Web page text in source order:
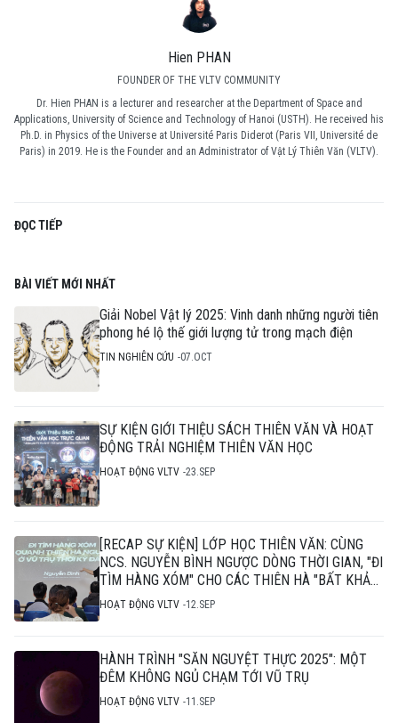
Hien PHAN
FOUNDER OF THE VLTV COMMUNITY
Dr. Hien PHAN is a lecturer and researcher at the Department of Space and
Applications, University of Science and Technology of Hanoi (USTH). He received his
Ph.D. in Physics of the Universe at Université Paris Diderot (Paris VII, Université de
Paris) in 2019. He is the Founder and an Administrator of Vật Lý Thiên Văn (VLTV).
ĐỌC TIẾP
BÀI VIẾT MỚI NHẤT
Giải Nobel Vật lý 2025: Vinh danh những người tiên
phong hé lộ thế giới lượng tử trong mạch điện
TIN NGHIÊN CỨU 07.OCT
SỰ KIỆN GIỚI THIỆU SÁCH THIÊN VĂN VÀ HOẠT
ĐỘNG TRẢI NGHIỆM THIÊN VĂN HỌC
HOẠT ĐỘNG VLTV 23.SEP
[RECAP SỰ KIỆN] LỚP HỌC THIÊN VĂN: CÙNG
NCS. NGUYỄN BÌNH NGƯỢC DÒNG THỜI GIAN, "ĐI
TÌM HÀNG XÓM" CHO CÁC THIÊN HÀ "BẤT KHẢ
THI"
HOẠT ĐỘNG VLTV 12.SEP
HÀNH TRÌNH "SĂN NGUYỆT THỰC 2025": MỘT
ĐÊM KHÔNG NGỦ CHẠM TỚI VŨ TRỤ
HOẠT ĐỘNG VLTV 11.SEP